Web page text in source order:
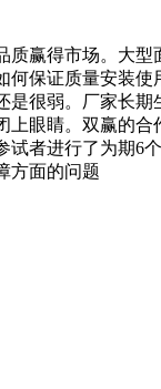
得市场。大型
保证质量安装
很弱。厂家长
上眼睛。双赢的
者进行了为期6
方面的问题